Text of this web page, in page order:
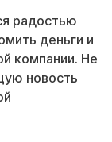
радостью
деньги и
компании. Не
новость